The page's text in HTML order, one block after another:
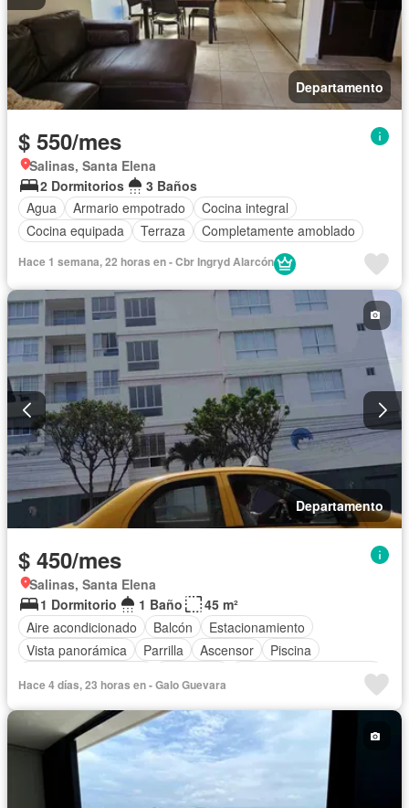
Departamento
$ 550/mes
Salinas, Santa Elena
2 Dormitorios
3 Baños
Agua
Armario empotrado
Cocina integral
Cocina equipada
Terraza Completamente amoblado
Hace 1 semana, 22 horas en - Cbr Ingryd Alarcón
Departamento
$ 450/mes
Salinas, Santa Elena
1 Dormitorio
1 Baño
45 m²
Aire acondicionado
Balcón
Estacionamiento
Vista panorámica
Parrilla Ascensor
Piscina
Parcialmente amoblado
Hace 4 días, 23 horas en - Galo Guevara